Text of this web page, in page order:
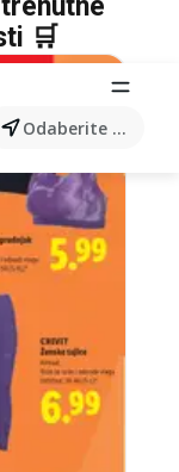
Odaberite grad
🛒